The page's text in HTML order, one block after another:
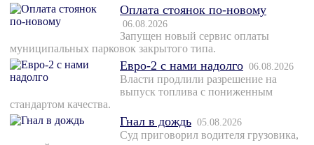
Оплата стоянок по-новому
06.08.2026
Запущен новый сервис оплаты
муниципальных парковок закрытого типа.
Евро-2 с нами надолго 06.08.2026
Власти продлили разрешение на
выпуск топлива с пониженным
стандартом качества.
Гнал в дождь 05.08.2026
Суд приговорил водителя грузовика,